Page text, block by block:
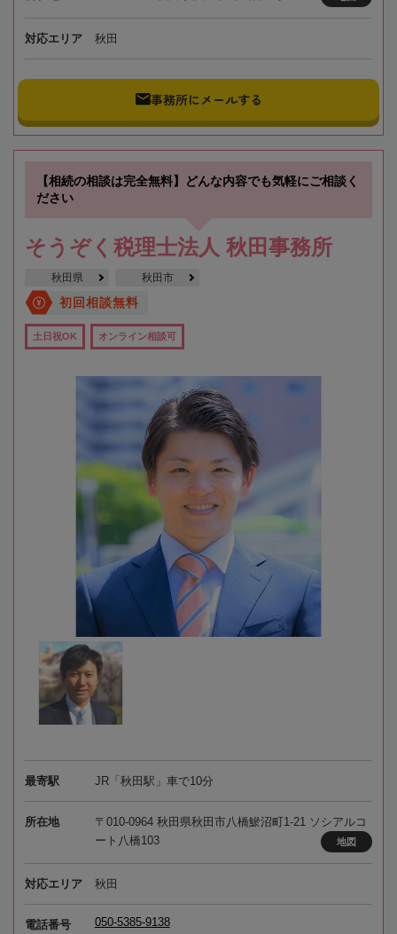
対応エリア 秋田
事務所にメールする
【相続の相談は完全無料】どんな内容でも気軽にご相談く
ださい
そうぞく税理士法人 秋田事務所
秋田県 秋田市
初回相談無料
土日祝OK オンライン相談可
最寄駅 JR「秋田駅」車で10分
所在地
〒010-0964 秋田県秋田市八橋鯲沼町1-21 ソシアルコ
ート八橋103
地図
対応エリア 秋田
電話番号 050-5385-9138